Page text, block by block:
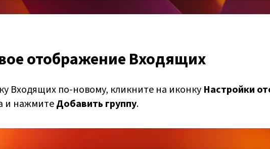
отображение Входящих
Входящих по-новому, кликните на иконку Настройки
и нажмитеДобавить группу.